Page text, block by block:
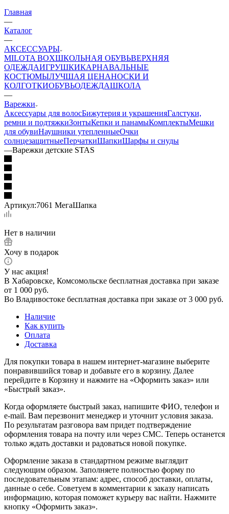
Главная
—
Каталог
—
АКСЕССУАРЫ
MILOTA BOXШКОЛЬНАЯ ОБУВЬВЕРХНЯЯ
ОДЕЖДАИГРУШКИКАРНАВАЛЬНЫЕ
КОСТЮМЫЛУЧШАЯ ЦЕНАНОСКИ И
КОЛГОТКИОБУВЬОДЕЖДАШКОЛА
—
Варежки
Аксессуары для волосБижутерия и украшенияГалстуки,
ремни и подтяжкиЗонтыКепки и панамыКомплектыМешки
для обувиНаушники утепленныеОчки
солнцезащитныеПерчаткиШапкиШарфы и снуды
—Варежки детские STAS
Артикул:7061 МегаШапка
Нет в наличии
Хочу в подарок
У нас акция!
В Хабаровске, Комсомольске бесплатная доставка при заказе
от 1 000 руб.
Во Владивостоке бесплатная доставка при заказе от 3 000 руб.
Наличие
Как купить
Оплата
Доставка
Для покупки товара в нашем интернет-магазине выберите
понравившийся товар и добавьте его в корзину. Далее
перейдите в Корзину и нажмите на «Оформить заказ» или
«Быстрый заказ».
Когда оформляете быстрый заказ, напишите ФИО, телефон и
e-mail. Вам перезвонит менеджер и уточнит условия заказа.
По результатам разговора вам придет подтверждение
оформления товара на почту или через СМС. Теперь останется
только ждать доставки и радоваться новой покупке.
Оформление заказа в стандартном режиме выглядит
следующим образом. Заполняете полностью форму по
последовательным этапам: адрес, способ доставки, оплаты,
данные о себе. Советуем в комментарии к заказу написать
информацию, которая поможет курьеру вас найти. Нажмите
кнопку «Оформить заказ».